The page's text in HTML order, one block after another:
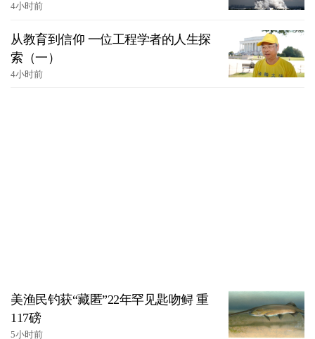
4小时前
从教育到信仰 一位工程学者的人生探
索（一）
4小时前
美渔民钓获“藏匿”22年罕见匙吻鲟 重
117磅
5小时前